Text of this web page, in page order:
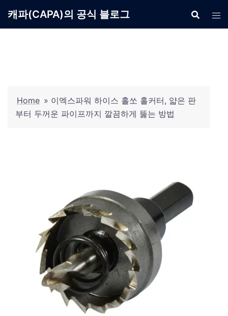
캐파(CAPA)의 공식 블로그
Home » 이엑스파워 하이스 홀쏘 홀커터, 얇은 판
부터 두꺼운 파이프까지 깔끔하게 뚫는 방법